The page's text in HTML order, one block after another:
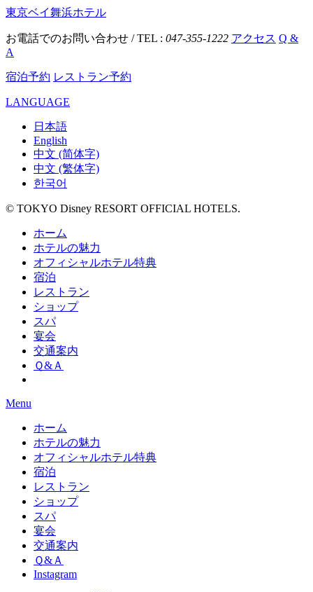
東京ベイ舞浜ホテル
お電話でのお問い合わせ / TEL : 047-355-1222 アクセス Q &
A
宿泊予約 レストラン予約
LANGUAGE
日本語
English
中文 (简体字)
中文 (繁体字)
한국어
© TOKYO Disney RESORT OFFICIAL HOTELS.
ホーム
ホテルの魅力
オフィシャルホテル特典
宿泊
レストラン
ショップ
スパ
宴会
交通案内
Ｑ&Ａ
Menu
ホーム
ホテルの魅力
オフィシャルホテル特典
宿泊
レストラン
ショップ
スパ
宴会
交通案内
Ｑ&Ａ
Instagram